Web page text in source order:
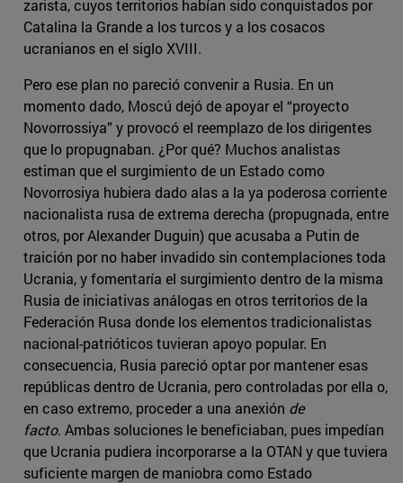
zarista, cuyos territorios habían sido conquistados por
Catalina la Grande a los turcos y a los cosacos
ucranianos en el siglo XVIII.
Pero ese plan no pareció convenir a Rusia. En un
momento dado, Moscú dejó de apoyar el “proyecto
Novorrossiya” y provocó el reemplazo de los dirigentes
que lo propugnaban. ¿Por qué? Muchos analistas
estiman que el surgimiento de un Estado como
Novorrosiya hubiera dado alas a la ya poderosa corriente
nacionalista rusa de extrema derecha (propugnada, entre
otros, por Alexander Duguin) que acusaba a Putin de
traición por no haber invadido sin contemplaciones toda
Ucrania, y fomentaría el surgimiento dentro de la misma
Rusia de iniciativas análogas en otros territorios de la
Federación Rusa donde los elementos tradicionalistas
nacional-patrióticos tuvieran apoyo popular. En
consecuencia, Rusia pareció optar por mantener esas
repúblicas dentro de Ucrania, pero controladas por ella o,
en caso extremo, proceder a una anexión de
facto. Ambas soluciones le beneficiaban, pues impedían
que Ucrania pudiera incorporarse a la OTAN y que tuviera
suficiente margen de maniobra como Estado